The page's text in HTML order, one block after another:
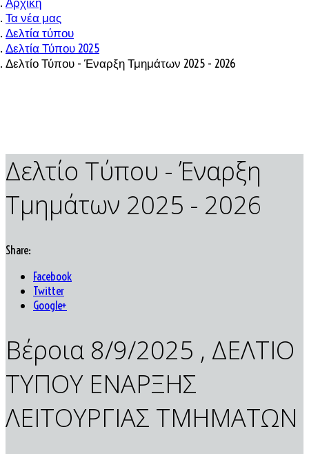
Τα νέα μας
Δελτία τύπου
Δελτία Τύπου 2025
Δελτίο Τύπου - Έναρξη Τμημάτων 2025 - 2026
Δελτίο Τύπου - Έναρξη
Τμημάτων 2025 - 2026
Share:
Facebook
Twitter
Google+
Βέροια 8/9/2025 , ΔΕΛΤΙΟ
ΤΥΠΟΥ ΕΝΑΡΞΗΣ
ΛΕΙΤΟΥΡΓΙΑΣ ΤΜΗΜΑΤΩΝ